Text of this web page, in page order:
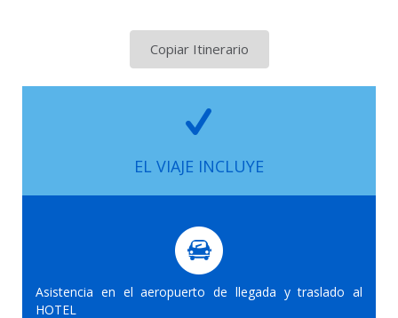
Copiar Itinerario
EL VIAJE INCLUYE
Asistencia en el aeropuerto de llegada y traslado al
HOTEL